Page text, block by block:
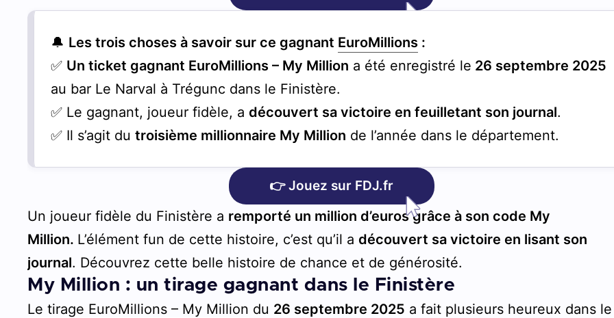
🔔 Les trois choses à savoir sur ce gagnant EuroMillions :
✅ Un ticket gagnant EuroMillions – My Million a été enregistré le 26 septembre 2025
au bar Le Narval à Trégunc dans le Finistère.
✅ Le gagnant, joueur fidèle, adécouvert sa victoire en feuilletant son journal.
✅ Il s’agit dutroisième millionnaire My Million de l’année dans le département.
👉 Jouez sur FDJ.fr
Un joueur fidèle du Finistère a remporté un million d’euros grâce à son code My
Million. L’élément fun de cette histoire, c’est qu’il adécouvert sa victoire en lisant son
journal. Découvrez cette belle histoire de chance et de générosité.
My Million : un tirage gagnant dans le Finistère
Le tirage EuroMillions – My Million du 26 septembre 2025 a fait plusieurs heureux dans le